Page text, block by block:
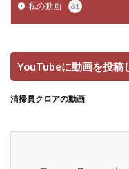
私の動画 61
YouTubeに動画を投稿
清掃員クロアの動画